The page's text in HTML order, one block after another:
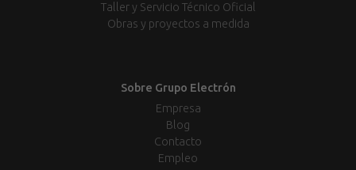
Taller y Servicio Técnico Oficial
Obras y proyectos a medida
Sobre Grupo Electrón
Empresa
Blog
Contacto
Empleo